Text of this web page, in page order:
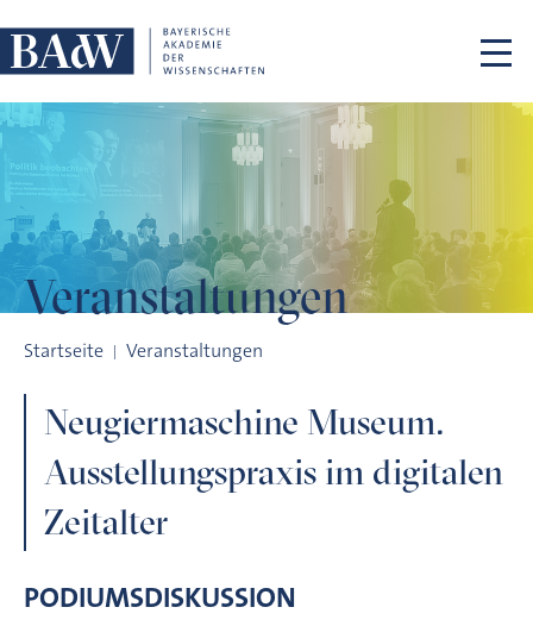
Veranstaltungen
Startseite Veranstaltungen
Neugiermaschine Museum.
Ausstellungspraxis im digitalen
Zeitalter
PODIUMSDISKUSSION